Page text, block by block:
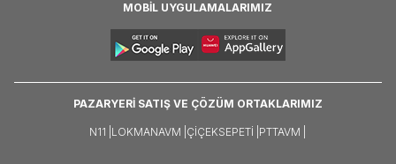
MOBİL UYGULAMALARIMIZ
PAZARYERİ SATIŞ VE ÇÖZÜM ORTAKLARIMIZ
N11 | LOKMANAVM | ÇIÇEKSEPETI | PTTAVM |